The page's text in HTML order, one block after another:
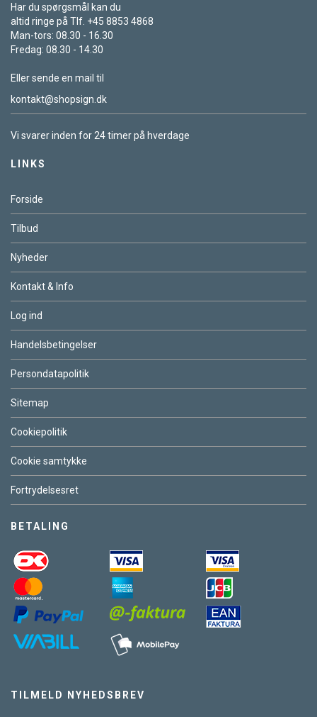
Har du spørgsmål kan du
altid ringe på Tlf. +45 8853 4868
Man-tors: 08.30 - 16.30
Fredag: 08.30 - 14.30
Eller sende en mail til
kontakt@shopsign.dk
Vi svarer inden for 24 timer på hverdage
LINKS
Forside
Tilbud
Nyheder
Kontakt & Info
Log ind
Handelsbetingelser
Persondatapolitik
Sitemap
Cookiepolitik
Cookie samtykke
Fortrydelsesret
BETALING
TILMELD NYHEDSBREV